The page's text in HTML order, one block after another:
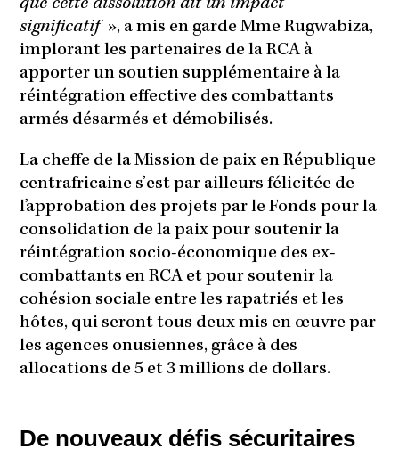
que cette dissolution ait un impact
significatif », a mis en garde Mme Rugwabiza,
implorant les partenaires de la RCA à
apporter un soutien supplémentaire à la
réintégration effective des combattants
armés désarmés et démobilisés.
La cheffe de la Mission de paix en République
centrafricaine s’est par ailleurs félicitée de
l’approbation des projets par le Fonds pour la
consolidation de la paix pour soutenir la
réintégration socio-économique des ex-
combattants en RCA et pour soutenir la
cohésion sociale entre les rapatriés et les
hôtes, qui seront tous deux mis en œuvre par
les agences onusiennes, grâce à des
allocations de 5 et 3 millions de dollars.
De nouveaux défis sécuritaires